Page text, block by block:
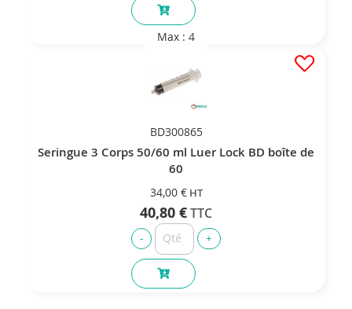
Max : 4
BD300865
Seringue 3 Corps 50/60 ml Luer Lock BD boîte de
60
34,00 €
40,80 €